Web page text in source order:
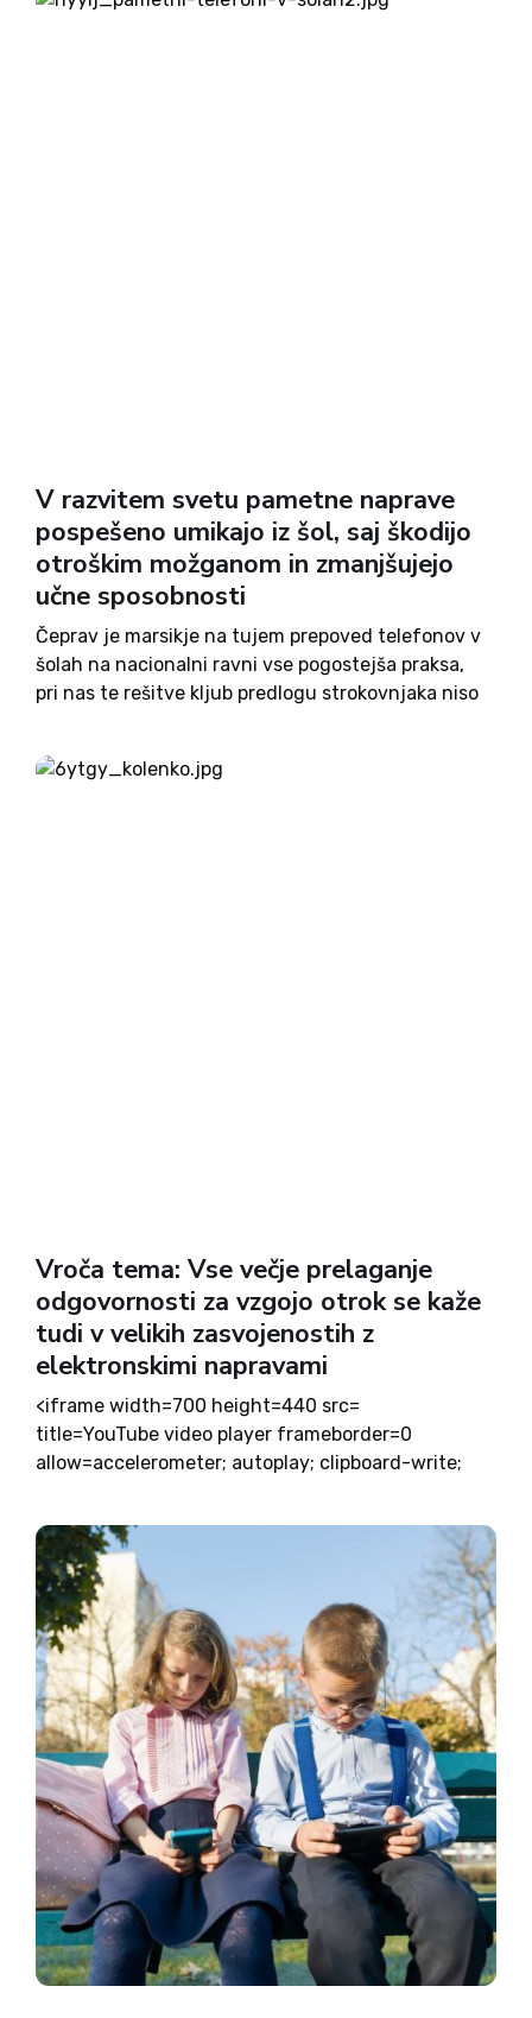
dan, ki ju kot...
V razvitem svetu pametne naprave
pospešeno umikajo iz šol, saj škodijo
otroškim možganom in zmanjšujejo
učne sposobnosti
Čeprav je marsikje na tujem prepoved telefonov v
šolah na nacionalni ravni vse pogostejša praksa,
pri nas te rešitve kljub predlogu strokovnjaka niso
za šolstvo. Kljub temu se tudi pri nas nekatere...
Vroča tema: Vse večje prelaganje
odgovornosti za vzgojo otrok se kaže
tudi v velikih zasvojenostih z
elektronskimi napravami
<iframe width=700 height=440 src=
title=YouTube video player frameborder=0
allow=accelerometer; autoplay; clipboard-write;
web-share allowfullscreen></iframe> Z novim
šolskim in katehetskim ter kmalu tudi akademskim
letom se pozornost usmerja v vodstva
izobraževalnih ustanov. Najbolj na udaru so v
prvih dneh...